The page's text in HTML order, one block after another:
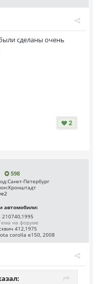
сделаны очень
2
598
Санкт-Петербург
Кронштадт
автомобили:
210740,1995
на форуме
412,1975
corolla e150, 2008